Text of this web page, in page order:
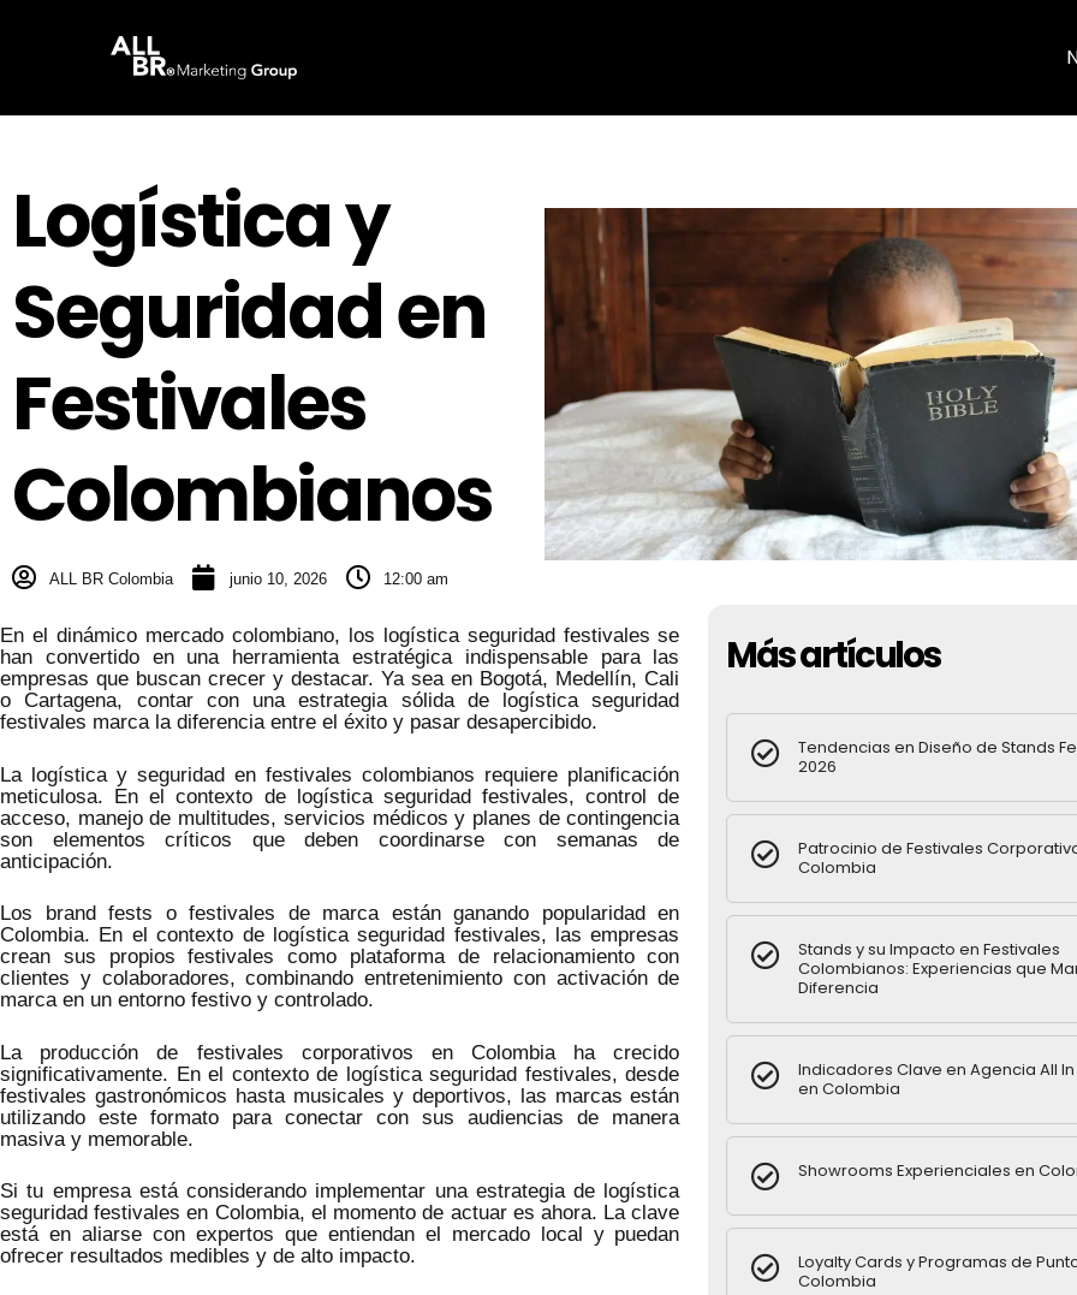
Logística y
Seguridad en
Festivales
Colombianos
ALL BR Colombia junio 10, 2026 12:00 am
En el dinámico mercado colombiano, los logística seguridad festivales se
han convertido en una herramienta estratégica indispensable para las
empresas que buscan crecer y destacar. Ya sea en Bogotá, Medellín, Cali
o Cartagena, contar con una estrategia sólida de logística seguridad
festivales marca la diferencia entre el éxito y pasar desapercibido.
La logística y seguridad en festivales colombianos requiere planificación
meticulosa. En el contexto de logística seguridad festivales, control de
acceso, manejo de multitudes, servicios médicos y planes de contingencia
son elementos críticos que deben coordinarse con semanas de
anticipación.
Los brand fests o festivales de marca están ganando popularidad en
Colombia. En el contexto de logística seguridad festivales, las empresas
crean sus propios festivales como plataforma de relacionamiento con
clientes y colaboradores, combinando entretenimiento con activación de
marca en un entorno festivo y controlado.
La producción de festivales corporativos en Colombia ha crecido
significativamente. En el contexto de logística seguridad festivales, desde
festivales gastronómicos hasta musicales y deportivos, las marcas están
utilizando este formato para conectar con sus audiencias de manera
masiva y memorable.
Si tu empresa está considerando implementar una estrategia de logística
seguridad festivales en Colombia, el momento de actuar es ahora. La clave
está en aliarse con expertos que entiendan el mercado local y puedan
ofrecer resultados medibles y de alto impacto.
Más artículos
Tendencias en Diseño de Stands
2026
Patrocinio de Festivales
Colombia
Stands y su Impacto en Festivales
Colombianos: Experiencias que
Diferencia
Indicadores Clave en Agencia All
en Colombia
Showrooms Experienciales en
Loyalty Cards y Programas de
Colombia